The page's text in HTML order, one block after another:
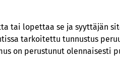
tai lopettaa se ja syyttäjän
tarkoitettu tunnustus
on perustunut